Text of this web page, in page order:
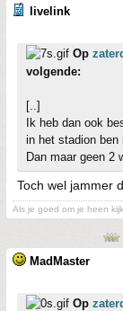
livelink
Op
volgende:
[..]
Ik heb dan ook
in het stadion ben
Dan maar geen 2
Toch wel jammer
Als je goed om je heen
MadMaster
Op